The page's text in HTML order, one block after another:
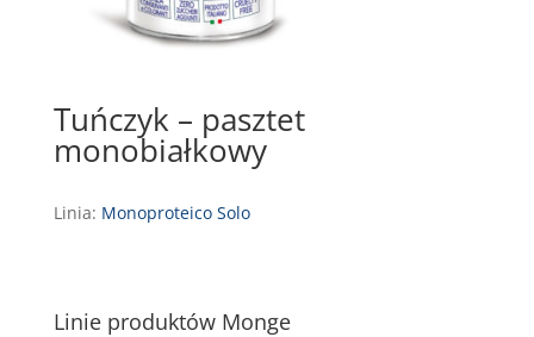
Tuńczyk – pasztet
monobiałkowy
Linia: Monoproteico Solo
Linie produktów Monge